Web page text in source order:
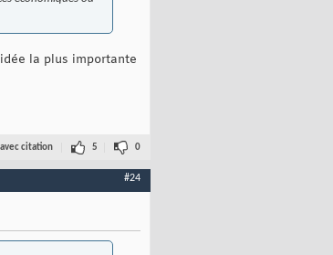
la plus importante
citation 5 0
#24